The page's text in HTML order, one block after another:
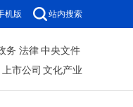
机版 站内搜索
务 法律 中央文件
上市公司 文化产业